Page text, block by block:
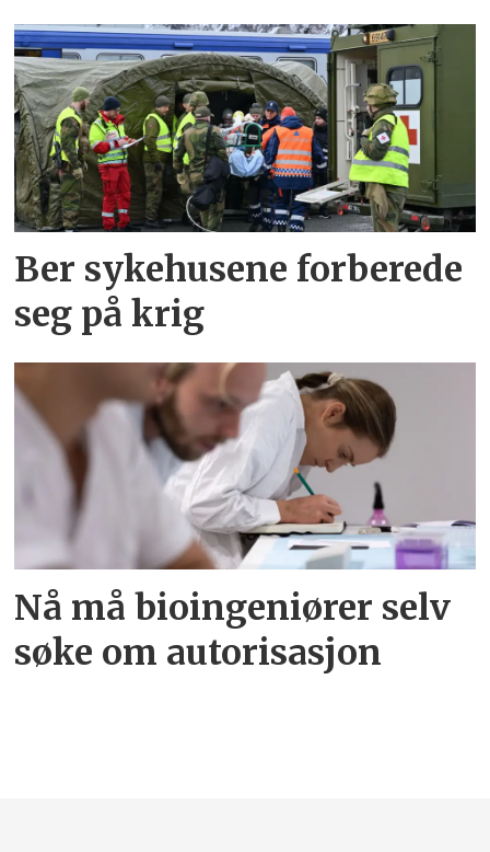
Ber sykehusene forberede
seg på krig
Nå må bioingeniører selv
søke om autorisasjon